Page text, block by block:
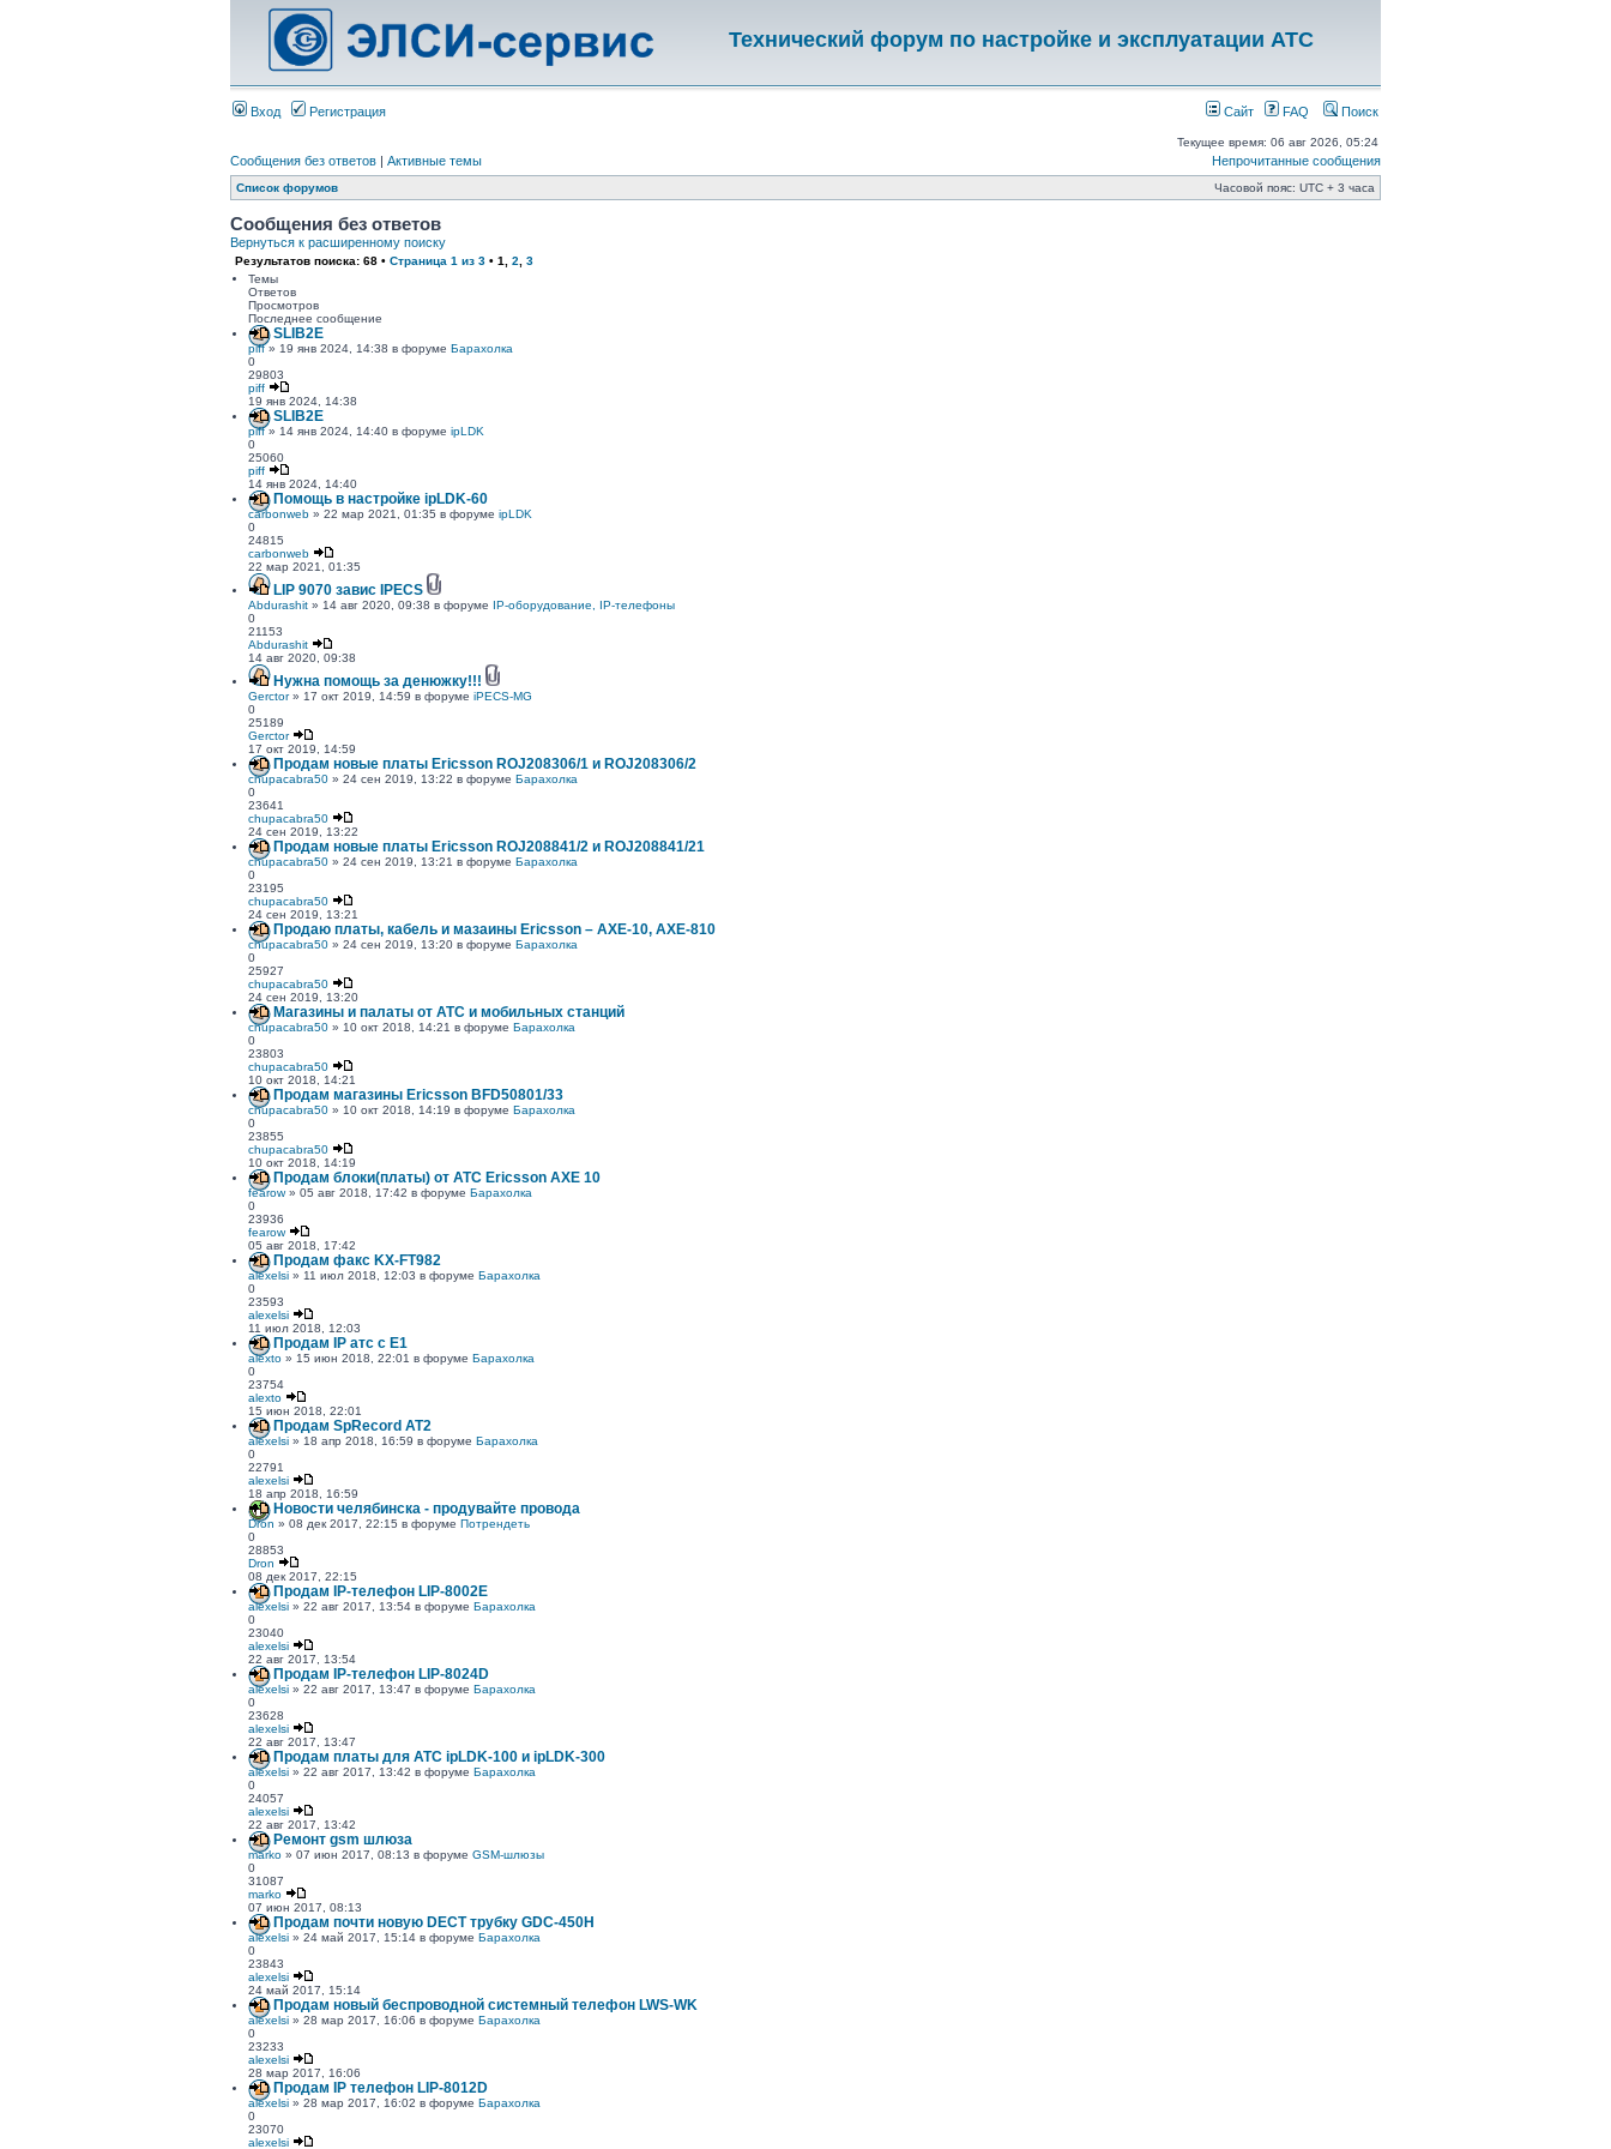
Технический форум по настройке и эксплуатации АТС
Вход Регистрация Сайт FAQ Поиск
Текущее время: 06 авг 2026, 05:24
Сообщения без ответов | Активные темы Непрочитанные сообщения
Список форумов Часовой пояс: UTC + 3 часа
Сообщения без ответов
Вернуться к расширенному поиску
Результатов поиска: 68 • Страница 1 из 3 • 1 2
3
Темы
Ответов
Просмотров
Последнее сообщение
SLIB2E
piff» 19 янв 2024, 14:38 в форуме Барахолка
0
29803
piff
19 янв 2024, 14:38
SLIB2E
piff» 14 янв 2024, 14:40 в форуме ipLDK
0
25060
piff
14 янв 2024, 14:40
Помощь в настройке ipLDK-60
carbonweb » 22 мар 2021, 01:35 в форуме ipLDK
0
24815
carbonweb
22 мар 2021, 01:35
LIP 9070 завис IPECS
Abdurashit » 14 авг 2020, 09:38 в форуме IP-оборудование, IP-телефоны
0
21153
Abdurashit
14 авг 2020, 09:38
Нужна помощь за денюжку!!!
Gerctor» 17 окт 2019, 14:59 в форуме iPECS-MG
0
25189
Gerctor
17 окт 2019, 14:59
Продам новые платы Ericsson ROJ208306/1 и ROJ208306/2
chupacabra50 » 24 сен 2019, 13:22 в форуме Барахолка
0
23641
chupacabra50
24 сен 2019, 13:22
Продам новые платы Ericsson ROJ208841/2 и ROJ208841/21
chupacabra50 » 24 сен 2019, 13:21 в форуме Барахолка
0
23195
chupacabra50
24 сен 2019, 13:21
Продаю платы, кабель и мазаины Ericsson – AXE-10, AXE-810
chupacabra50 » 24 сен 2019, 13:20 в форуме Барахолка
0
25927
chupacabra50
24 сен 2019, 13:20
Магазины и палаты от АТС и мобильных станций
chupacabra50 » 10 окт 2018, 14:21 в форуме Барахолка
0
23803
chupacabra50
10 окт 2018, 14:21
Продам магазины Ericsson BFD50801/33
chupacabra50 » 10 окт 2018, 14:19 в форуме Барахолка
0
23855
chupacabra50
10 окт 2018, 14:19
Продам блоки(платы) от АТС Ericsson AXE 10
fearow» 05 авг 2018, 17:42 в форуме Барахолка
0
23936
fearow
05 авг 2018, 17:42
Продам факс KX-FT982
alexelsi » 11 июл 2018, 12:03 в форуме Барахолка
0
23593
alexelsi
11 июл 2018, 12:03
Продам IP атс с E1
alexto » 15 июн 2018, 22:01 в форуме Барахолка
0
23754
alexto
15 июн 2018, 22:01
Продам SpRecord AT2
alexelsi » 18 апр 2018, 16:59 в форуме Барахолка
0
22791
alexelsi
18 апр 2018, 16:59
Новости челябинска - продувайте провода
Dron » 08 дек 2017, 22:15 в форуме Потрендеть
0
28853
Dron
08 дек 2017, 22:15
Продам IP-телефон LIP-8002Е
alexelsi » 22 авг 2017, 13:54 в форуме Барахолка
0
23040
alexelsi
22 авг 2017, 13:54
Продам IP-телефон LIP-8024D
alexelsi » 22 авг 2017, 13:47 в форуме Барахолка
0
23628
alexelsi
22 авг 2017, 13:47
Продам платы для АТС ipLDK-100 и ipLDK-300
alexelsi » 22 авг 2017, 13:42 в форуме Барахолка
0
24057
alexelsi
22 авг 2017, 13:42
Ремонт gsm шлюза
marko » 07 июн 2017, 08:13 в форуме GSM-шлюзы
0
31087
marko
07 июн 2017, 08:13
Продам почти новую DECT трубку GDC-450H
alexelsi » 24 май 2017, 15:14 в форуме Барахолка
0
23843
alexelsi
24 май 2017, 15:14
Продам новый беспроводной системный телефон LWS-WK
alexelsi » 28 мар 2017, 16:06 в форуме Барахолка
0
23233
alexelsi
28 мар 2017, 16:06
Продам IP телефон LIP-8012D
alexelsi » 28 мар 2017, 16:02 в форуме Барахолка
0
23070
alexelsi